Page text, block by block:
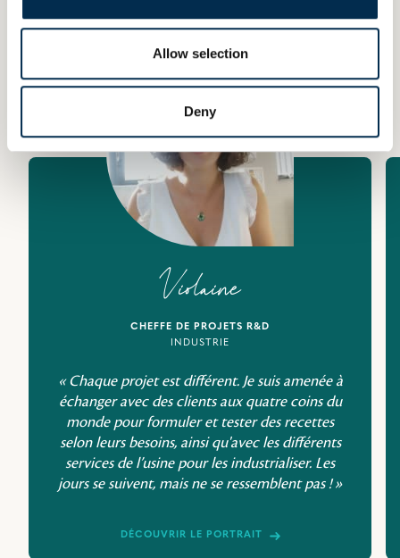
Allow selection
Deny
Ils vous parlent de laïta
Violaine
CHEFFE DE PROJETS R&D
INDUSTRIE
« Chaque projet est différent. Je suis amenée à
échanger avec des clients aux quatre coins du
monde pour formuler et tester des recettes
selon leurs besoins, ainsi qu'avec les différents
services de l’usine pour les industrialiser. Les
jours se suivent, mais ne se ressemblent pas ! »
DÉCOUVRIR LE PORTRAIT